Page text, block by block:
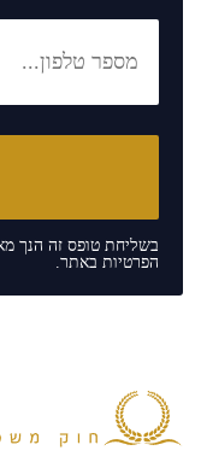
בשליחת טופס זה הנך
הפרטיות באתר.